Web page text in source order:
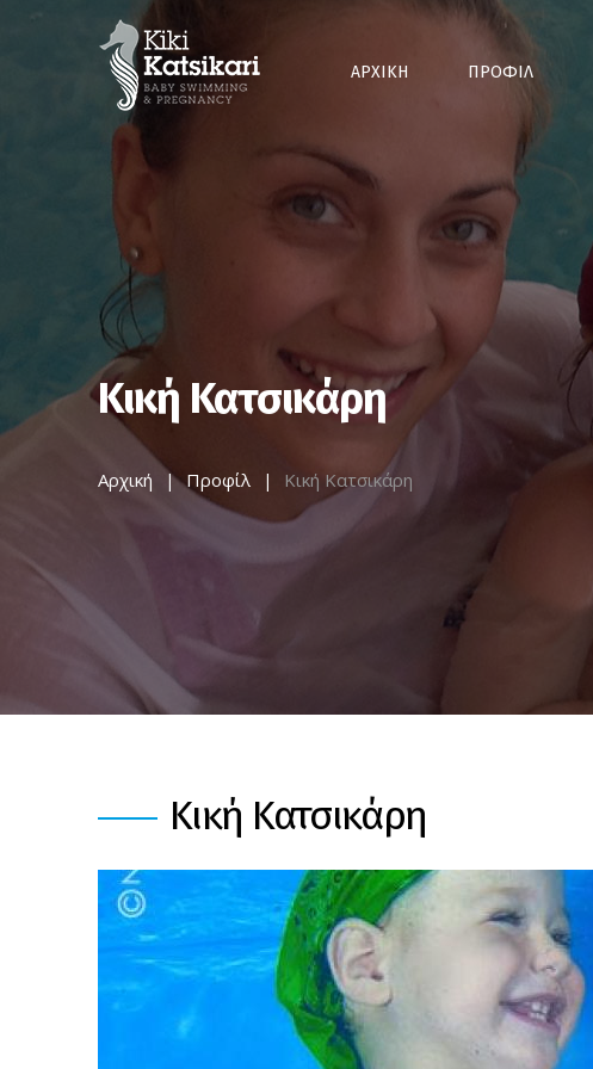
ΑΡΧΙΚΗ ΠΡΟΦΙΛ
Κική Κατσικάρη
Αρχική Προφίλ Κική Κατσικάρη
Κική Κατσικάρη